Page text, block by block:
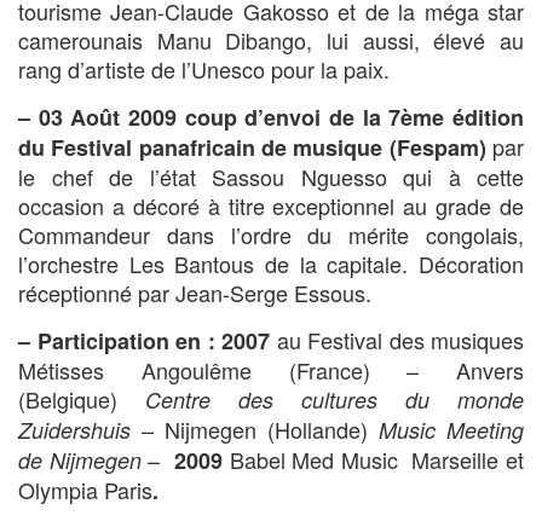
tourisme Jean-Claude Gakosso et de la méga star
camerounais Manu Dibango, lui aussi, élevé au
rang d’artiste de l’Unesco pour la paix.
– 03 Août 2009 coup d’envoi de la 7ème édition
du Festival panafricain de musique (Fespam) par
le chef de l’état Sassou Nguesso qui à cette
occasion a décoré à titre exceptionnel au grade de
Commandeur dans l’ordre du mérite congolais,
l’orchestre Les Bantous de la capitale. Décoration
réceptionné par Jean-Serge Essous.
– Participation en : 2007 au Festival des musiques
Métisses Angoulême (France) – Anvers
(Belgique) Centre des cultures du
monde
Zuidershuis – Nijmegen (Hollande) Music Meeting
de Nijmegen– 2009Babel Med Music Marseille et
Olympia Paris.